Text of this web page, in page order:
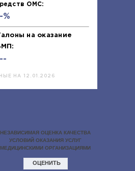
ОМС:
%
на оказание
НА 12.01.2026